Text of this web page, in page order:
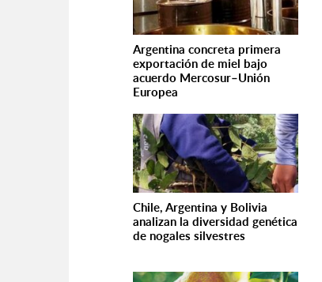
Argentina concreta primera
exportación de miel bajo
acuerdo Mercosur–Unión
Europea
Chile, Argentina y Bolivia
analizan la diversidad genética
de nogales silvestres